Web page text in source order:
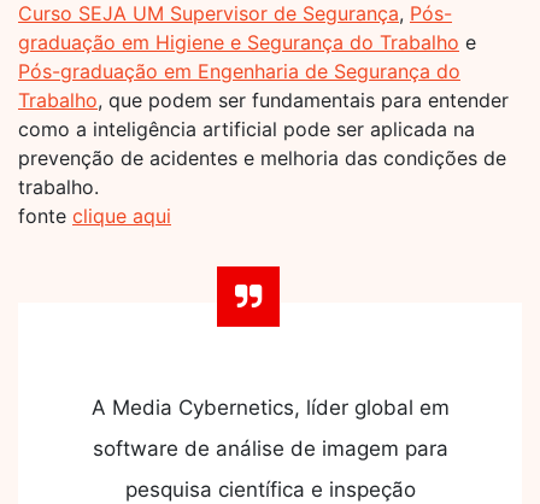
Curso SEJA UM Supervisor de Segurança, Pós-
graduação em Higiene e Segurança do Trabalho e
Pós-graduação em Engenharia de Segurança do
Trabalho, que podem ser fundamentais para entender
como a inteligência artificial pode ser aplicada na
prevenção de acidentes e melhoria das condições de
trabalho.
fonte clique aqui
A Media Cybernetics, líder global em
software de análise de imagem para
pesquisa científica e inspeção